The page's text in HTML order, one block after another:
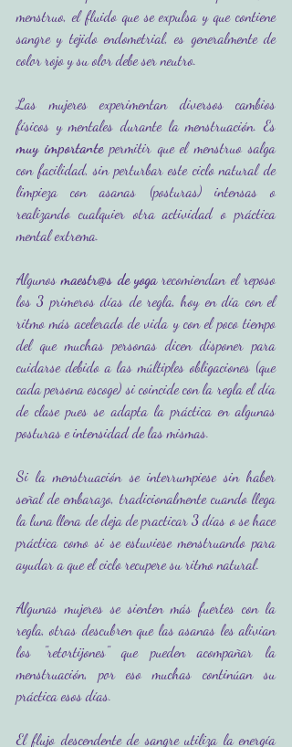
menstruo, el fluido que se expulsa y que contiene
sangre y tejido endometrial, es generalmente de
color rojo y su olor debe ser neutro.
Las mujeres experimentan diversos cambios
muy importante permitir que el menstruo salga
con facilidad, sin perturbar este ciclo natural de
limpieza con asanas (posturas) intensas o
realizando cualquier otra actividad o práctica
mental extrema.
Algunos maestr@s de yoga recomiendan el reposo
los 3 primeros días de regla, hoy en día con el
ritmo más acelerado de vida y con el poco tiempo
del que muchas personas dicen disponer para
cuidarse debido a las múltiples obligaciones (que
cada persona escoge) si coincide con la regla el día
de clase pues se adapta la práctica en algunas
posturas e intensidad de las mismas.
Si la menstruación se interrumpiese sin haber
señal de embarazo, tradicionalmente cuando llega
la luna llena de deja de practicar 3 días o se hace
práctica como si se estuviese menstruando para
ayudar a que el ciclo recupere su ritmo natural.
Algunas mujeres se sienten más fuertes con la
regla, otras descubren que las asanas les alivian
los "retortijones" que pueden acompañar la
menstruación, por eso muchas continúan su
práctica esos días.
El flujo descendente de sangre utiliza la energía